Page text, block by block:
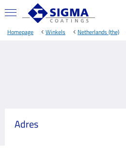
Homepage Winkels Netherlands (the)
Adres